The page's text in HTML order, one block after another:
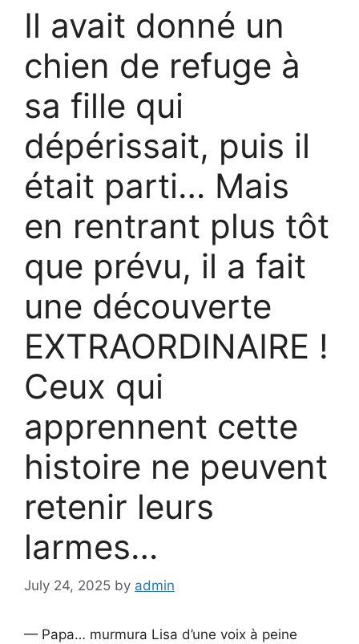
Il avait donné un
chien de refuge à
sa fille qui
dépérissait, puis il
était parti… Mais
en rentrant plus tôt
que prévu, il a fait
une découverte
EXTRAORDINAIRE !
Ceux qui
apprennent cette
histoire ne peuvent
retenir leurs
larmes…
July 24, 2025 by admin
— Papa… murmura Lisa d’une voix à peine